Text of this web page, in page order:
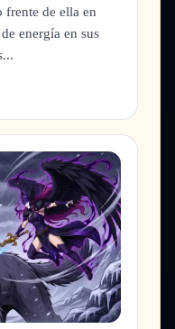
frente de ella en
energía en sus